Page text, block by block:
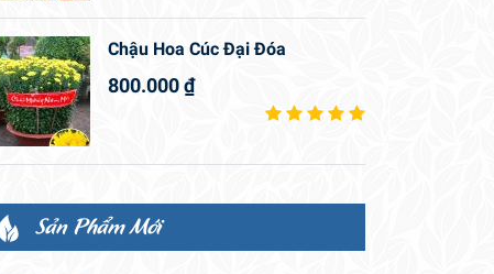
Chậu Hoa Cúc Đại Đóa
800.000₫
Sản Phẩm Mới